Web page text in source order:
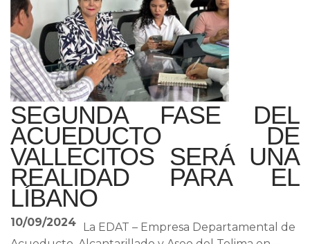
SEGUNDA FASE DEL
ACUEDUCTO DE
VALLECITOS SERÁ UNA
REALIDAD PARA EL
LÍBANO
10/09/2024 La EDAT – Empresa Departamental de